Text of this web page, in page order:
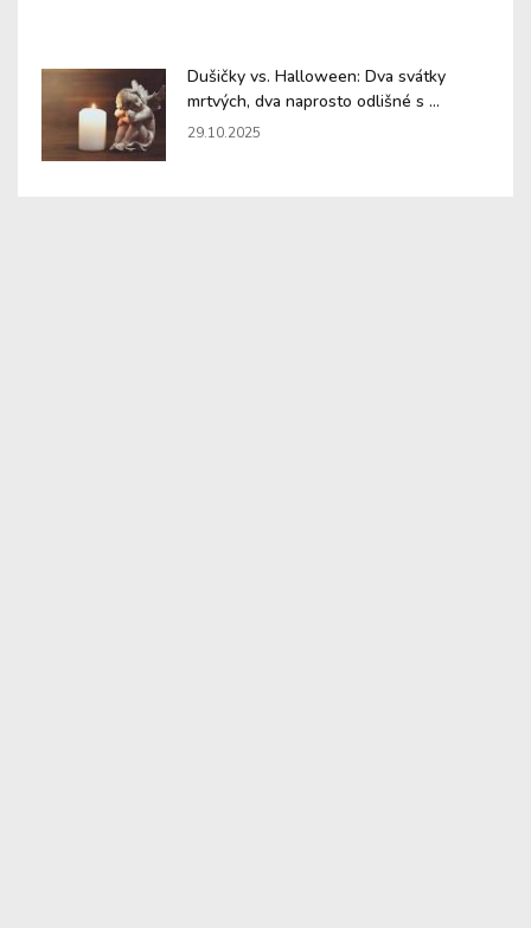
Dušičky vs. Halloween: Dva svátky
mrtvých, dva naprosto odlišné s ...
29.10.2025